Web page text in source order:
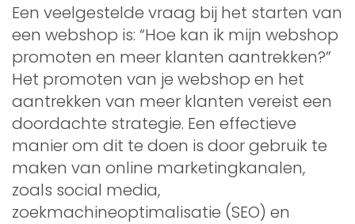
Een veelgestelde vraag bij het starten van
een webshop is: “Hoe kan ik mijn webshop
promoten en meer klanten aantrekken?”
Het promoten van je webshop en het
aantrekken van meer klanten vereist een
doordachte strategie. Een effectieve
manier om dit te doen is door gebruik te
maken van online marketingkanalen,
zoals social media,
zoekmachineoptimalisatie (SEO) en